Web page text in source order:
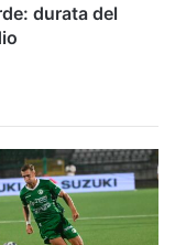
durata del